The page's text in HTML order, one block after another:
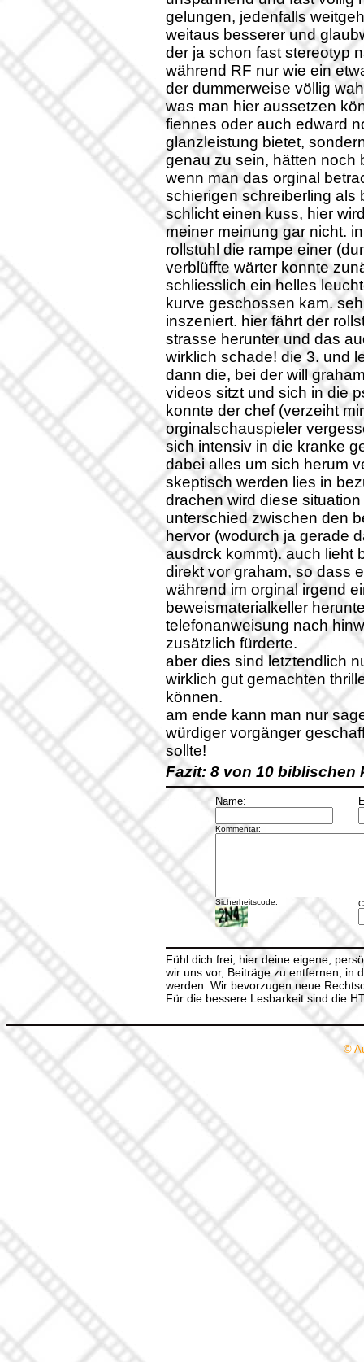
gelungen, jedenfalls
weitaus besserer und
der ja schon fast stereotyp
während RF nur wie ein
der dummerweise völlig
was man hier aussetzen
fiennes oder auch edward
glanzleistung bietet,
genau zu sein, hätten noch
wenn man das orginal
schierigen schreiberling
schlicht einen kuss, hier
meiner meinung gar nicht.
rollstuhl die rampe einer
verblüffte wärter konnte
schliesslich ein helles
kurve geschossen kam.
inszeniert. hier fährt der
strasse herunter und das
wirklich schade! die 3. und
dann die, bei der will
videos sitzt und sich in die
konnte der chef (verzeiht
orginalschauspieler
sich intensiv in die kranke
dabei alles um sich herum
skeptisch werden lies in
drachen wird diese
unterschied zwischen den
hervor (wodurch ja gerade
ausdrck kommt). auch lieht
direkt vor graham, so dass
während im orginal irgend
beweismaterialkeller
telefonanweisung nach
zusätzlich fürderte.
aber dies sind letztendlich
wirklich gut gemachten
können.
am ende kann man nur
würdiger vorgänger
sollte!
Fazit: 8 von 10 biblischen
Name:
Kommentar:
Sicherheitscode:
Fühl dich frei, hier deine eigene,
wir uns vor, Beiträge zu entfernen, in
werden. Wir bevorzugen neue
Für die bessere Lesbarkeit sind die
©